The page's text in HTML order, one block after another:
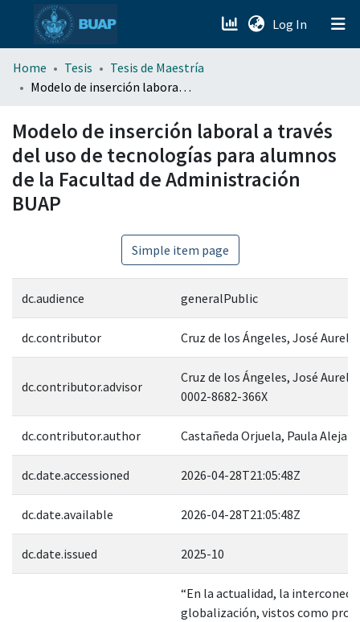
Log In (current)
menu.section.about_menu
Home Tesis
Tesis de Maestría
Modelo de inserción laboral a través del uso de tecnologías para alumnos de la Facultad de Administración BUAP
Modelo de inserción laboral a través
del uso de tecnologías para alumnos
de la Facultad de Administración
BUAP
Simple item page
dc.audience generalPublic
dc.contributor Cruz de los Ángeles, José Aurelio
dc.contributor.advisor
Cruz de los Ángeles, José
0002-8682-366X
dc.contributor.author Castañeda Orjuela, Paula
dc.date.accessioned 2026-04-28T21:05:48Z
dc.date.available 2026-04-28T21:05:48Z
dc.date.issued 2025-10
“En la actualidad, la
globalización, vistos como